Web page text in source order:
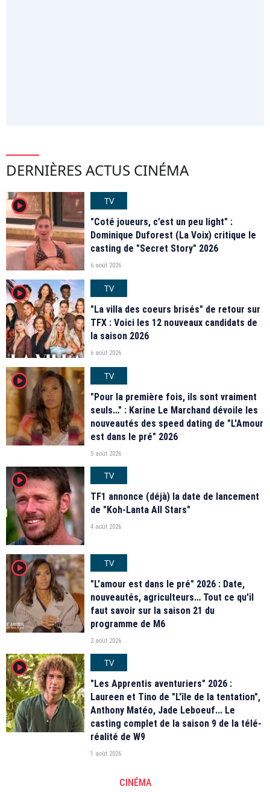
DERNIÈRES ACTUS CINÉMA
player2
TV
"Coté joueurs, c’est un peu light" :
Dominique Duforest (La Voix) critique le
casting de "Secret Story" 2026
6 août 2026
player2
TV
"La villa des coeurs brisés" de retour sur
TFX : Voici les 12 nouveaux candidats de
la saison 2026
6 août 2026
player2
TV
"Pour la première fois, ils sont vraiment
seuls…" : Karine Le Marchand dévoile les
nouveautés des speed dating de "L'Amour
est dans le pré" 2026
5 août 2026
player2
TV
TF1 annonce (déjà) la date de lancement
de "Koh-Lanta All Stars"
4 août 2026
player2
TV
"L'amour est dans le pré" 2026 : Date,
nouveautés, agriculteurs… Tout ce qu'il
faut savoir sur la saison 21 du
programme de M6
2 août 2026
player2
TV
"Les Apprentis aventuriers" 2026 :
Laureen et Tino de "L'île de la tentation",
Anthony Matéo, Jade Leboeuf... Le
casting complet de la saison 9 de la télé-
réalité de W9
1 août 2026
CINÉMA